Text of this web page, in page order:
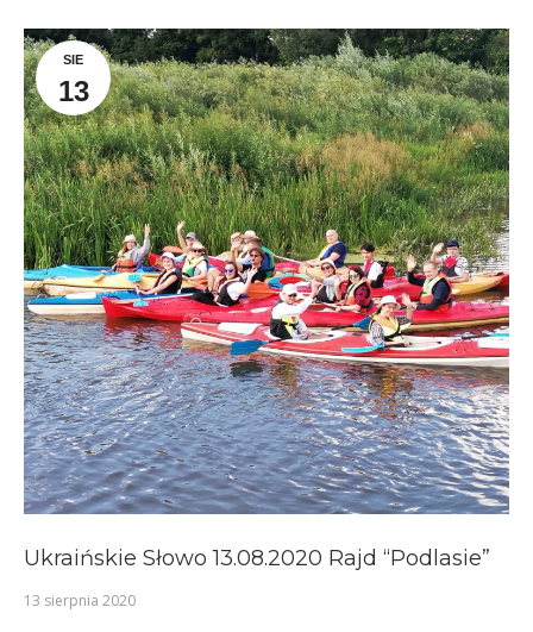
SIE
13
Ukraińskie Słowo 13.08.2020 Rajd “Podlasie”
13 sierpnia 2020